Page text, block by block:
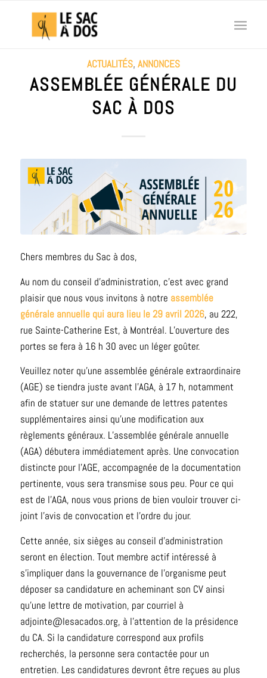
ACTUALITÉS, ANNONCES
ASSEMBLÉE GÉNÉRALE DU
SAC À DOS
Chers membres du Sac à dos,
Au nom du conseil d’administration, c’est avec grand
plaisir que nous vous invitons à notre assemblée
générale annuelle qui aura lieu le 29 avril 2026, au 222,
rue Sainte-Catherine Est, à Montréal. L’ouverture des
portes se fera à 16 h 30 avec un léger goûter.
Veuillez noter qu’une assemblée générale extraordinaire
(AGE) se tiendra juste avant l’AGA, à 17 h, notamment
afin de statuer sur une demande de lettres patentes
supplémentaires ainsi qu’une modification aux
règlements généraux. L’assemblée générale annuelle
(AGA) débutera immédiatement après. Une convocation
distincte pour l’AGE, accompagnée de la documentation
pertinente, vous sera transmise sous peu. Pour ce qui
est de l’AGA, nous vous prions de bien vouloir trouver ci-
joint l’avis de convocation et l’ordre du jour.
Cette année, six sièges au conseil d’administration
seront en élection. Tout membre actif intéressé à
s’impliquer dans la gouvernance de l’organisme peut
déposer sa candidature en acheminant son CV ainsi
qu’une lettre de motivation, par courriel à
adjointe@lesacados.org, à l’attention de la présidence
du CA. Si la candidature correspond aux profils
recherchés, la personne sera contactée pour un
entretien. Les candidatures devront être reçues au plus